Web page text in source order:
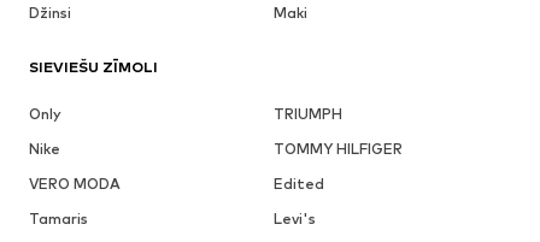
Džinsi
Maki
SIEVIEŠU ZĪMOLI
Only
TRIUMPH
Nike
TOMMY HILFIGER
VERO MODA
Edited
Tamaris
Levi's